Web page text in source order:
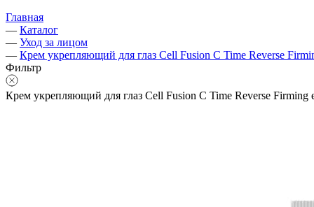
Главная
— Каталог
— Уход за лицом
— Крем укрепляющий для глаз Cell Fusion C Time Reverse
Фильтр
Крем укрепляющий для глаз Cell Fusion C Time Reverse Firming